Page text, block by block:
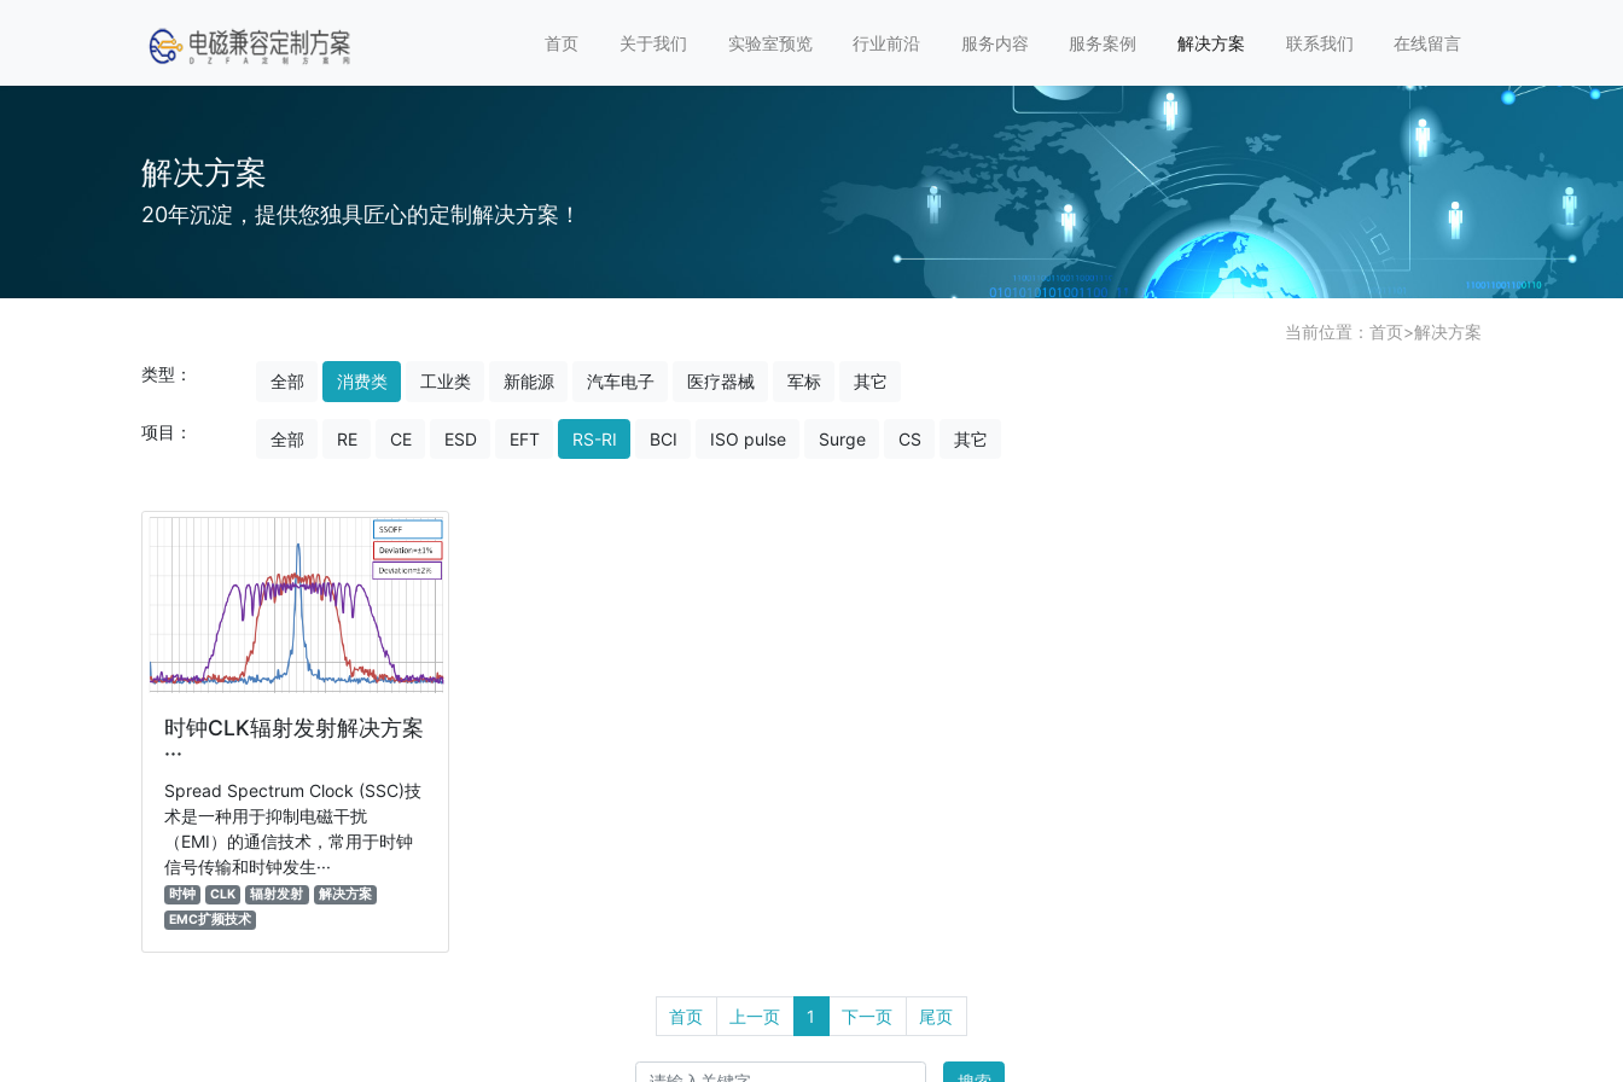
首页 关于我们 实验室预览 行业前沿 服务内容 服务案例 解决方案 联系我们 在线留言
解决方案
20年沉淀，提供您独具匠心的定制解决方案！
当前位置： 首页>解决方案
类型： 全部 消费类 工业类 新能源 汽车电子 医疗器械 军标 其它
项目： 全部 RE CE ESD EFT RS-RI BCI ISO pulse Surge CS 其它
时钟CLK辐射发射解决方案
···
Spread Spectrum Clock (SSC)技
术是一种用于抑制电磁干扰
（EMI）的通信技术，常用于时钟
信号传输和时钟发生···
时钟 CLK 辐射发射
解决方案
EMC扩频技术
首页 上一页 1 下一页 尾页